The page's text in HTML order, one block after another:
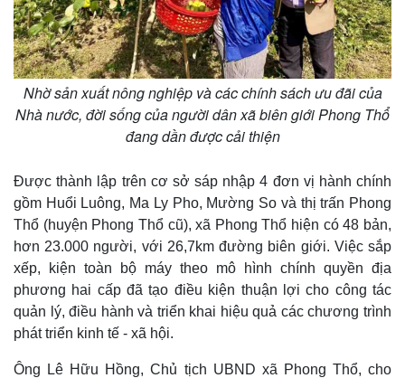
Kinh tế
Bất động sản
Giá vàng
Nhờ sản xuất nông nghiệp và các chính sách ưu đãi của
Nhà nước, đời sống của người dân xã biên giới Phong Thổ
đang dần được cải thiện
Được thành lập trên cơ sở sáp nhập 4 đơn vị hành chính
gồm Huổi Luông, Ma Ly Pho, Mường So và thị trấn Phong
Thổ (huyện Phong Thổ cũ), xã Phong Thổ hiện có 48 bản,
hơn 23.000 người, với 26,7km đường biên giới. Việc sắp
xếp, kiện toàn bộ máy theo mô hình chính quyền địa
phương hai cấp đã tạo điều kiện thuận lợi cho công tác
quản lý, điều hành và triển khai hiệu quả các chương trình
phát triển kinh tế - xã hội.
Ông Lê Hữu Hồng, Chủ tịch UBND xã Phong Thổ, cho